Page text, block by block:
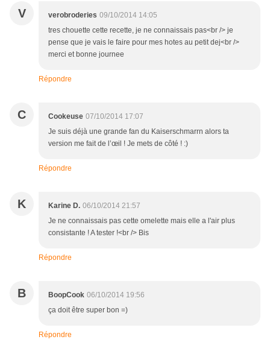
V verobroderies 09/10/2014 14:05
tres chouette cette recette, je ne connaissais pas<br /> je
pense que je vais le faire pour mes hotes au petit dej<br />
merci et bonne journee
Répondre
C Cookeuse 07/10/2014 17:07
Je suis déjà une grande fan du Kaiserschmarrn alors ta
version me fait de l’œil ! Je mets de côté ! :)
Répondre
K Karine D. 06/10/2014 21:57
Je ne connaissais pas cette omelette mais elle a l'air plus
consistante ! A tester !<br /> Bis
Répondre
B BoopCook 06/10/2014 19:56
ça doit être super bon =)
Répondre